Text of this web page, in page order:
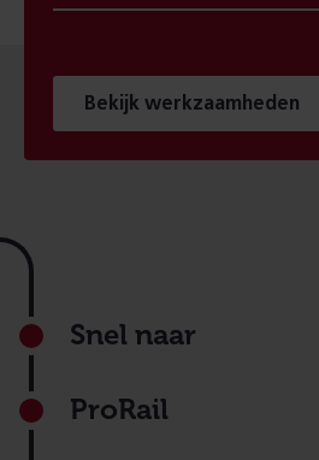
Bekijk werkzaamheden
Footer
Snel naar
ProRail